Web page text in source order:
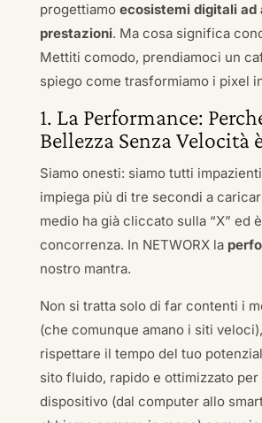
progettiamo ecosistemi digitali ad
prestazioni. Ma cosa significa
Mettiti comodo, prendiamoci un
spiego come trasformiamo i pixel
1. La Performance:
Bellezza Senza Velocità
Siamo onesti: siamo tutti
impiega più di tre secondi a
medio ha già cliccato sulla “X” ed
concorrenza. In NETWORX la
nostro mantra.
Non si tratta solo di far contenti i
(che comunque amano i siti
rispettare il tempo del tuo
sito fluido, rapido e ottimizzato per
dispositivo (dal computer allo